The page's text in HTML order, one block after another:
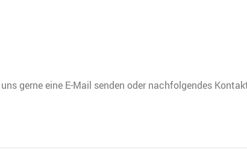
gerne eine E-Mail senden oder nachfolgendes